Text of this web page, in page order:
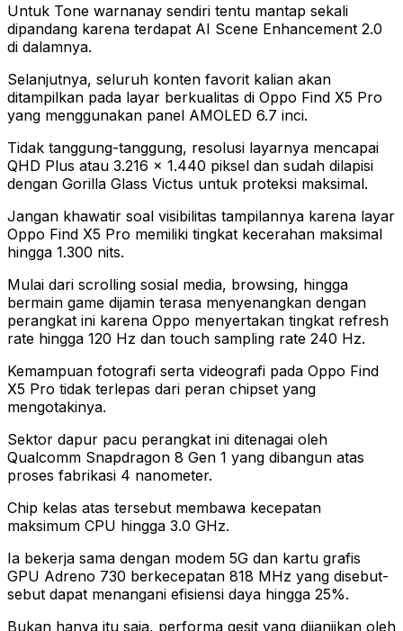
Untuk Tone warnanay sendiri tentu mantap sekali
dipandang karena terdapat AI Scene Enhancement 2.0
di dalamnya.
Selanjutnya, seluruh konten favorit kalian akan
ditampilkan pada layar berkualitas di Oppo Find X5 Pro
yang menggunakan panel AMOLED 6.7 inci.
Tidak tanggung-tanggung, resolusi layarnya mencapai
QHD Plus atau 3.216 x 1.440 piksel dan sudah dilapisi
dengan Gorilla Glass Victus untuk proteksi maksimal.
Jangan khawatir soal visibilitas tampilannya karena layar
Oppo Find X5 Pro memiliki tingkat kecerahan maksimal
hingga 1.300 nits.
Mulai dari scrolling sosial media, browsing, hingga
bermain game dijamin terasa menyenangkan dengan
perangkat ini karena Oppo menyertakan tingkat refresh
rate hingga 120 Hz dan touch sampling rate 240 Hz.
Kemampuan fotografi serta videografi pada Oppo Find
X5 Pro tidak terlepas dari peran chipset yang
mengotakinya.
Sektor dapur pacu perangkat ini ditenagai oleh
Qualcomm Snapdragon 8 Gen 1 yang dibangun atas
proses fabrikasi 4 nanometer.
Chip kelas atas tersebut membawa kecepatan
maksimum CPU hingga 3.0 GHz.
Ia bekerja sama dengan modem 5G dan kartu grafis
GPU Adreno 730 berkecepatan 818 MHz yang disebut-
sebut dapat menangani efisiensi daya hingga 25%.
Bukan hanya itu saja, performa gesit yang dijanjikan oleh